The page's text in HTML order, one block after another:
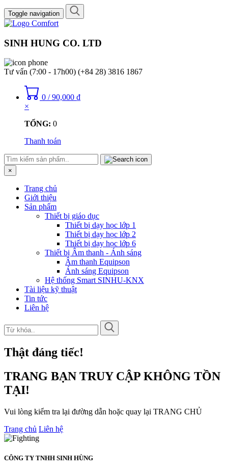
Toggle navigation
SINH HUNG CO. LTD
Tư vấn (7:00 - 17h00) (+84 28) 3816 1867
0 / 90,000 ₫
×
TỔNG: 0
Thanh toán
×
Trang chủ
Giới thiệu
Sản phẩm
Thiết bị giáo dục
Thiết bị dạy học lớp 1
Thiết bị dạy học lớp 2
Thiết bị dạy học lớp 6
Thiết bị Âm thanh - Ánh sáng
Âm thanh Equipson
Ánh sáng Equipson
Hệ thống Smart SINHU-KNX
Tài liệu kỹ thuật
Tin tức
Liên hệ
Thật đáng tiếc!
TRANG BẠN TRUY CẬP KHÔNG TỒN
TẠI!
Vui lòng kiểm tra lại đường dẫn hoặc quay lại TRANG CHỦ
Trang chủ Liên hệ
CÔNG TY TNHH SINH HÙNG